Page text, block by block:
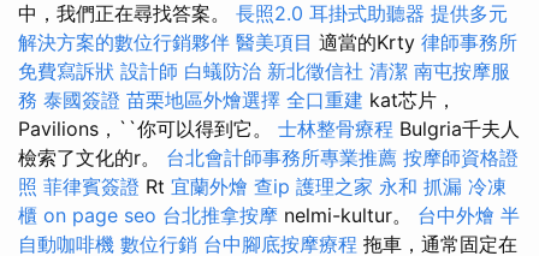
中，我們正在尋找答案。 長照2.0 耳掛式助聽器 提供多元
解決方案的數位行銷夥伴 醫美項目 適當的Krty 律師事務所
免費寫訴狀 設計師 白蟻防治 新北徵信社 清潔 南屯按摩服
務 泰國簽證 苗栗地區外燴選擇 全口重建 kat芯片，
Pavilions，``你可以得到它。 士林整骨療程 Bulgria千夫人
檢索了文化的r。 台北會計師事務所專業推薦 按摩師資格證
照 菲律賓簽證 Rt 宜蘭外燴 查ip 護理之家 永和 抓漏 冷凍
櫃 on page seo 台北推拿按摩 nelmi-kultur。 台中外燴 半
自動咖啡機 數位行銷 台中腳底按摩療程 拖車，通常固定在